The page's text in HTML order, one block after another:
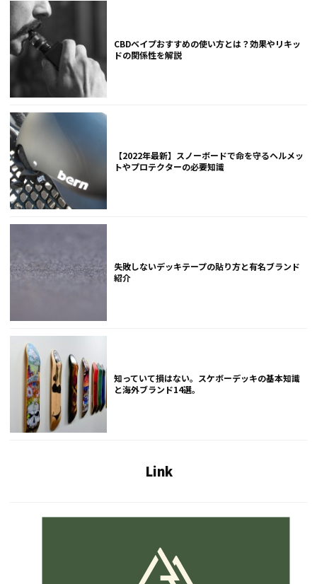
CBDベイプおすすめの使い方とは？効果やリキッ
ドの関係性を解説
【2022年最新】スノーボードで命を守るヘルメッ
トやプロテクターの必要知識
失敗しないデッキテープの貼り方と有名ブランド
紹介
知っていて損はない。スケボーデッキの基本知識
と海外ブランド14選。
Link